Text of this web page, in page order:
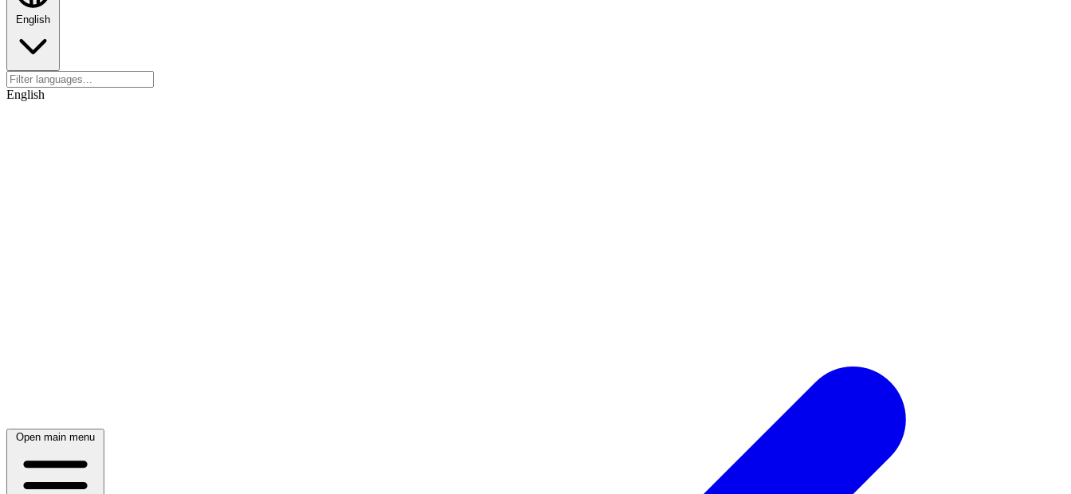
English
English
Open main menu